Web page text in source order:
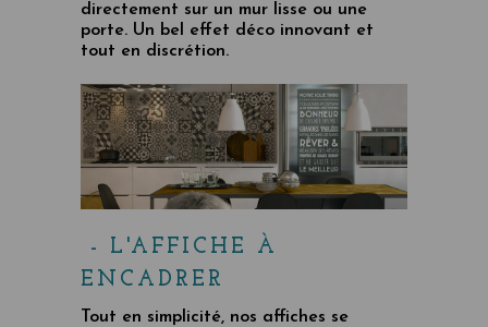
directement sur un mur lisse ou une
porte. Un bel effet déco innovant et
tout en discrétion.
- L'AFFICHE À
ENCADRER
Tout en simplicité, nos affiches se